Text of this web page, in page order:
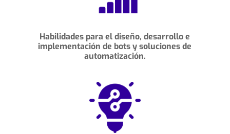
Habilidades para el diseño, desarrollo e
implementación de bots y soluciones de
automatización.